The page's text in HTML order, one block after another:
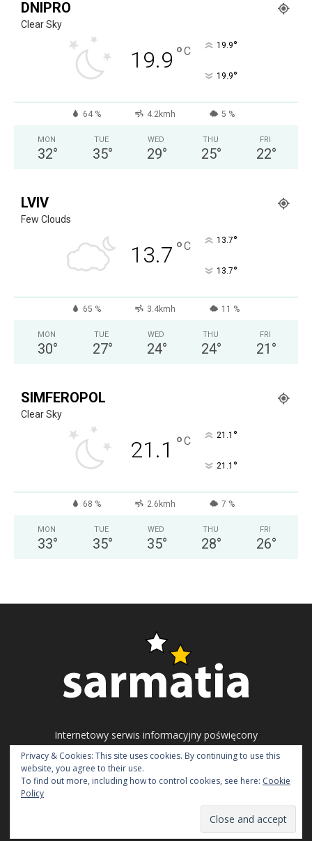
DNIPRO
Clear Sky
19.9 °C 19.9°
19.9°
64 % 4.2kmh 5 %
MON
32°
TUE
35°
WED
29°
THU
25°
FRI
22°
LVIV
Few Clouds
13.7 °C 13.7°
13.7°
65 % 3.4kmh 11 %
MON
30°
TUE
27°
WED
24°
THU
24°
FRI
21 °
SIMFEROPOL
Clear Sky
21.1 °C 21.1 °
21.1 °
68 % 2.6kmh 7 %
MON
33°
TUE
35°
WED
35°
THU
28°
FRI
26°
Internetowy serwis informacyjny poświęcony
problematyce ukraińskiego społeczeństwa
obywatelskiego, polityki i gospodarki.
Privacy & Cookies: This site uses cookies. By continuing to use this
website, you agree to their use.
To find out more, including how to control cookies, see here: Cookie
Policy